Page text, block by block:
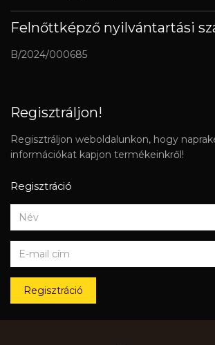
Felnőttképző nyilvántartási
B/2024/000685
Regisztráljon!
Regisztráljon weboldalunkon, hogy
információkat kapjon termékeinkről!
Regisztráció
Regisztráció